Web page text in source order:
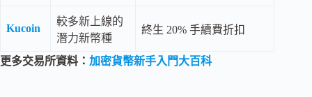
Kucoin
較多新上線的
潛力新幣種
終生 20% 手續費折扣
更多交易所資料： 加密貨幣新手入門大百科